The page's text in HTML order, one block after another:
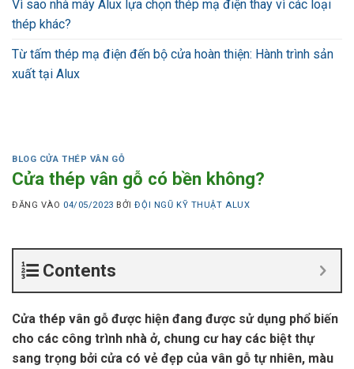
Vì sao nhà máy Alux lựa chọn thép mạ điện thay vì các loại
thép khác?
Từ tấm thép mạ điện đến bộ cửa hoàn thiện: Hành trình sản
xuất tại Alux
BLOG CỬA THÉP VÂN GỖ
Cửa thép vân gỗ có bền không?
ĐĂNG VÀO 04/05/2023 BỞIĐỘI NGŨ KỸ THUẬT ALUX
Contents
Cửa thép vân gỗ được hiện đang được sử dụng phổ biến
cho các công trình nhà ở, chung cư hay các biệt thự
sang trọng bởi cửa có vẻ đẹp của vân gỗ tự nhiên, màu